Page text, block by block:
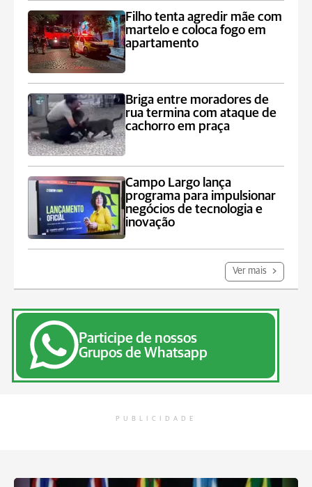
Filho tenta agredir mãe com
martelo e coloca fogo em
apartamento
Briga entre moradores de
rua termina com ataque de
cachorro em praça
Campo Largo lança
programa para impulsionar
negócios de tecnologia e
inovação
Ver mais
Participe de nossos
Grupos de Whatsapp
PUBLICIDADE